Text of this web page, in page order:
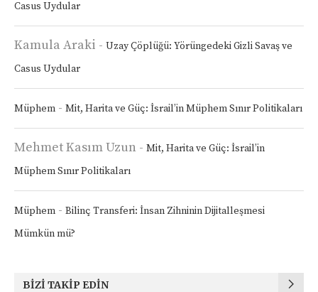
Casus Uydular
Kamula Araki - Uzay Çöplüğü: Yörüngedeki Gizli Savaş ve
Casus Uydular
Müphem - Mit, Harita ve Güç: İsrail’in Müphem Sınır Politikaları
Mehmet Kasım Uzun - Mit, Harita ve Güç: İsrail’in
Müphem Sınır Politikaları
Müphem - Bilinç Transferi: İnsan Zihninin Dijitalleşmesi
Mümkün mü?
BIZI TAKIP EDIN